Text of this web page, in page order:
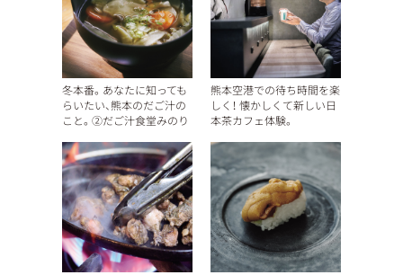
冬本番。あなたに知っても
らいたい、熊本のだご汁の
こと。②だご汁食堂みのり
熊本空港での待ち時間を楽
しく！ 懐かしくて新しい日
本茶カフェ体験。